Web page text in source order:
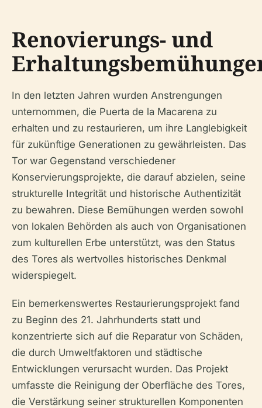
Renovierungs- und
In den letzten Jahren wurden Anstrengungen
unternommen, die Puerta de la Macarena zu
erhalten und zu restaurieren, um ihre Langlebigkeit
für zukünftige Generationen zu gewährleisten. Das
Tor war Gegenstand verschiedener
Konservierungsprojekte, die darauf abzielen, seine
strukturelle Integrität und historische Authentizität
zu bewahren. Diese Bemühungen werden sowohl
von lokalen Behörden als auch von Organisationen
zum kulturellen Erbe unterstützt, was den Status
des Tores als wertvolles historisches Denkmal
widerspiegelt.
Ein bemerkenswertes Restaurierungsprojekt fand
zu Beginn des 21. Jahrhunderts statt und
konzentrierte sich auf die Reparatur von Schäden,
die durch Umweltfaktoren und städtische
Entwicklungen verursacht wurden. Das Projekt
umfasste die Reinigung der Oberfläche des Tores,
die Verstärkung seiner strukturellen Komponenten